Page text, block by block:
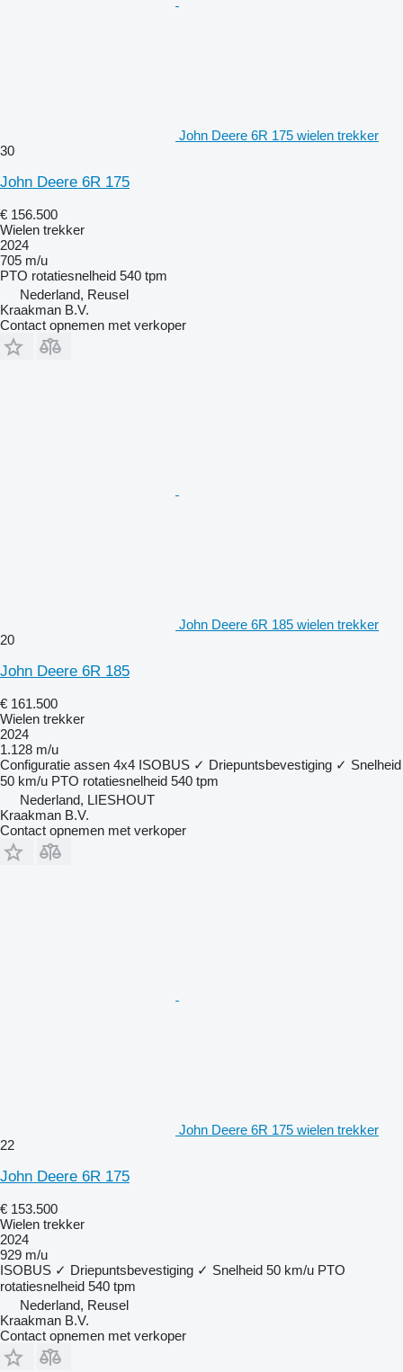
John Deere 6R 175 wielen trekker
30
John Deere 6R 175
€ 156.500
Wielen trekker
2024
705 m/u
PTO rotatiesnelheid 540 tpm
Nederland, Reusel
Kraakman B.V.
Contact opnemen met verkoper
John Deere 6R 185 wielen trekker
20
John Deere 6R 185
€ 161.500
Wielen trekker
2024
1.128 m/u
Configuratie assen 4x4 ISOBUS ✓ Driepuntsbevestiging ✓ Snelheid
50 km/u PTO rotatiesnelheid 540 tpm
Nederland, LIESHOUT
Kraakman B.V.
Contact opnemen met verkoper
John Deere 6R 175 wielen trekker
22
John Deere 6R 175
€ 153.500
Wielen trekker
2024
929 m/u
ISOBUS ✓ Driepuntsbevestiging ✓ Snelheid 50 km/u PTO
rotatiesnelheid 540 tpm
Nederland, Reusel
Kraakman B.V.
Contact opnemen met verkoper